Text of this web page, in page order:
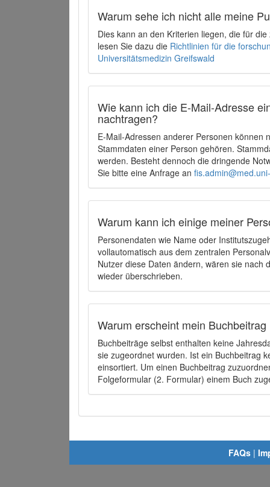
Warum sehe ich nicht alle meine
Dies kann an den Kriterien liegen, die für
lesen Sie dazu die Richtlinien für die
Universitätsmedizin Greifswald
Wie kann ich die E-Mail-Adresse
nachtragen?
E-Mail-Adressen anderer Personen können
Stammdaten einer Person gehören.
werden. Besteht dennoch die dringende
Sie bitte eine Anfrage an
Warum kann ich einige meiner
Personendaten wie Name oder
vollautomatisch aus dem zentralen
Nutzer diese Daten ändern, wären sie
wieder überschrieben.
Warum erscheint mein
Buchbeiträge selbst enthalten keine
sie zugeordnet wurden. Ist ein Buchbeitrag
einsortiert. Um einen Buchbeitrag
Folgeformular (2. Formular) einem Buch
FAQs |